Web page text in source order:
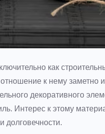
как
к нему заметно
декоративного
Интерес к этому
долговечности.